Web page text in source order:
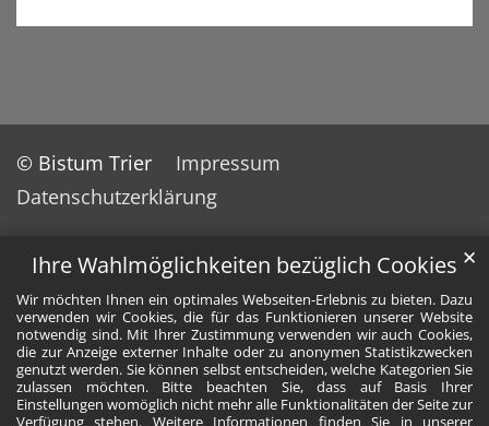
Ihre Wahlmöglichkeiten bezüglich Cookies
Wir möchten Ihnen ein optimales Webseiten-Erlebnis zu bieten. Dazu
verwenden wir Cookies, die für das Funktionieren unserer Website
notwendig sind. Mit Ihrer Zustimmung verwenden wir auch Cookies,
die zur Anzeige externer Inhalte oder zu anonymen Statistikzwecken
genutzt werden. Sie können selbst entscheiden, welche Kategorien Sie
zulassen möchten. Bitte beachten Sie, dass auf Basis Ihrer
Einstellungen womöglich nicht mehr alle Funktionalitäten der Seite zur
Verfügung stehen. Weitere Informationen finden Sie in unserer
✕
© Bistum Trier
Impressum
Datenschutzerklärung